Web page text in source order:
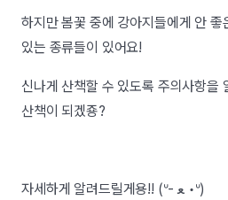
하지만 봄꽃 중에 강아지들에게 안
있는 종류들이 있어요!
신나게 산책할 수 있도록 주의사항을
산책이 되겠죵?
자세하게 알려드릴게용!! (ᐡ- ﻌ •ᐡ)